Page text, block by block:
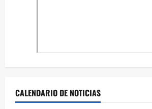
CALENDARIO DE NOTICIAS